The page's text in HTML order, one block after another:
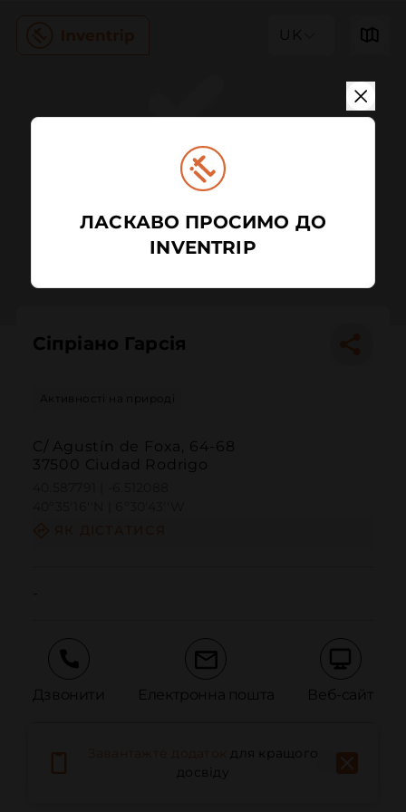
UK
Сіпріано Гарсія
Активності на природі
C/ Agustín de Foxa, 64-68
37500 Ciudad Rodrigo
Дзвонити Електронна пошта Веб-сайт
Повідомити про проблему
для кращого
досвіду
ЛАСКАВО ПРОСИМО ДО
INVENTRIP